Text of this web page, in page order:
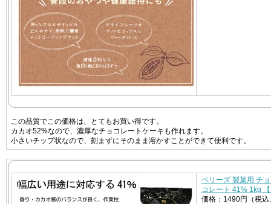
この品質でこの価格は、とてもお買い得です。
カカオ52%なので、濃厚なチョコレートケーキも作れます。
小さいチップ状なので、刻まずにそのまま溶かすことができて便利です。
ベリーズ 製菓用 チ
コレート 41% 1kg
価格：1490円（税込